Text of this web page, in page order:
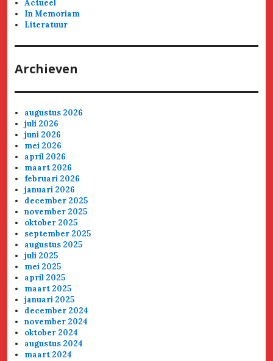
Actueel
In Memoriam
Literatuur
Archieven
augustus 2026
juli 2026
juni 2026
mei 2026
april 2026
maart 2026
februari 2026
januari 2026
december 2025
november 2025
oktober 2025
september 2025
augustus 2025
juli 2025
mei 2025
april 2025
maart 2025
januari 2025
december 2024
november 2024
oktober 2024
augustus 2024
maart 2024